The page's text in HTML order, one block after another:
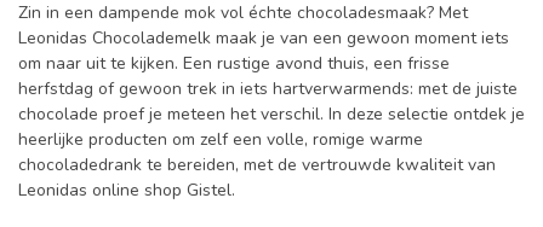
Zin in een dampende mok vol échte chocoladesmaak? Met
Leonidas Chocolademelk maak je van een gewoon moment iets
om naar uit te kijken. Een rustige avond thuis, een frisse
herfstdag of gewoon trek in iets hartverwarmends: met de juiste
chocolade proef je meteen het verschil. In deze selectie ontdek je
heerlijke producten om zelf een volle, romige warme
chocoladedrank te bereiden, met de vertrouwde kwaliteit van
Leonidas online shop Gistel.